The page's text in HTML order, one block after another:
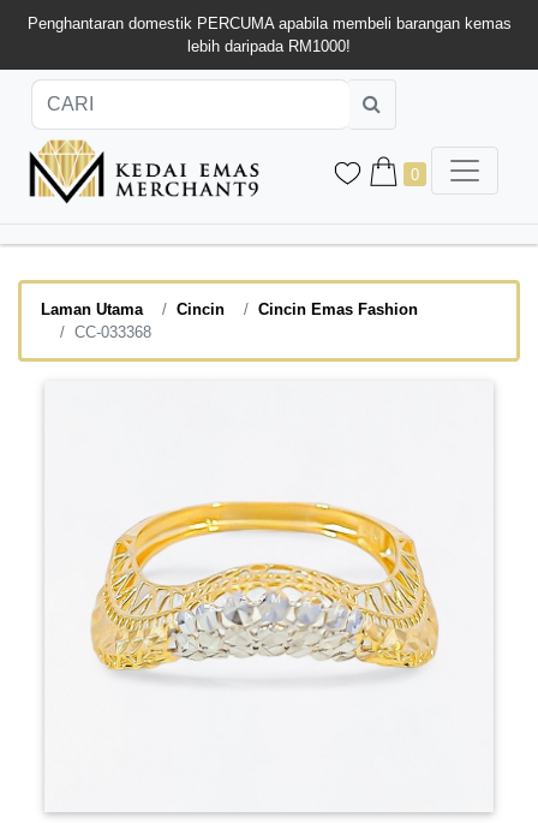
Penghantaran domestik PERCUMA apabila membeli barangan kemas
lebih daripada RM1000!
0
Laman Utama Cincin
Cincin Emas Fashion
CC-033368